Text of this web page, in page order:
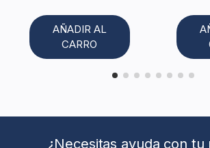
AÑADIR AL
CARRO
¿Necesitas ayuda con tu